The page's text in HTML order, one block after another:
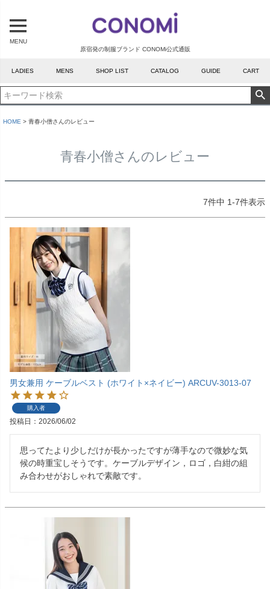
原宿発の制服ブランド CONOMi公式通販
MENU
LADIES MENS SHOP LIST CATALOG GUIDE CART
HOME 青春小僧さんのレビュー
青春小僧さんのレビュー
7件中 1-7件表示
男女兼用 ケーブルベスト (ホワイト×ネイビー) ARCUV-3013-07
購入者
投稿日 2026/06/02
思ってたより少しだけが長かったですが薄手なので微妙な気
候の時重宝しそうです。ケーブルデザイン，ロゴ，白紺の組
み合わせがおしゃれで素敵です。